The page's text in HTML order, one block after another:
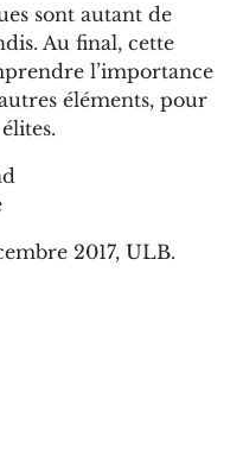
sont autant de
Au final, cette
l’importance
éléments, pour
2017, ULB.